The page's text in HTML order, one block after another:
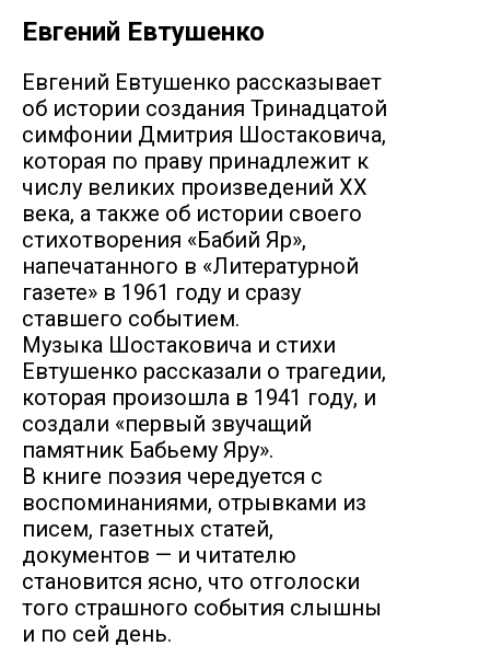
Евгений Евтушенко
Евгений Евтушенко рассказывает
об истории создания Тринадцатой
симфонии Дмитрия Шостаковича,
которая по праву принадлежит к
числу великих произведений ХХ
века, а также об истории своего
стихотворения «Бабий Яр»,
напечатанного в «Литературной
газете» в 1961 году и сразу
ставшего событием.
Музыка Шостаковича и стихи
Евтушенко рассказали о трагедии,
которая произошла в 1941 году, и
создали «первый звучащий
памятник Бабьему Яру».
В книге поэзия чередуется с
воспоминаниями, отрывками из
писем, газетных статей,
документов — и читателю
становится ясно, что отголоски
того страшного события слышны
и по сей день.